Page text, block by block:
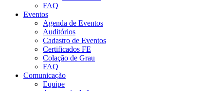
FAQ
Eventos
Agenda de Eventos
Auditórios
Cadastro de Eventos
Certificados FE
Colação de Grau
FAQ
Comunicação
Equipe